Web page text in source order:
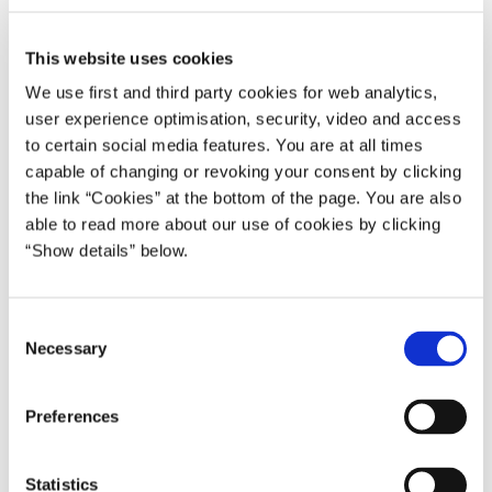
This website uses cookies
We use first and third party cookies for web analytics,
user experience optimisation, security, video and access
to certain social media features. You are at all times
capable of changing or revoking your consent by clicking
the link “Cookies” at the bottom of the page. You are also
able to read more about our use of cookies by clicking
“Show details” below.
Necessary
Preferences
Statistics
forskellighed. Vores dør står altid åben. Vi er ikke
modstandere – vi er medspillere. Også når det kommer til
økonomisk udvikling både på Færøerne og i Grønland. Og
netop økonomien vil fylde en del, når vi i dag skal
diskutere særligt Grønlands fremtid. Det skyldes, at
Grønland på en række områder er særligt udfordret. Det
gælder blandt andet i forhold til vækst, beskæftigelse og
den offentlige økonomi.
grønlandske velfærdssamfund skal hænge sammen
økonomisk i fremtiden. Det er ikke en dansk vurdering –
det er en vurdering, som kommer fra Grønlands eget
økonomiske råd.
Rådet peger på, at hvis udviklingen fortsætter, vil de